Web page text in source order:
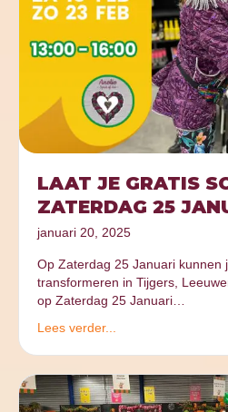
LAAT JE GRATIS
ZATERDAG 25
januari 20, 2025
Op Zaterdag 25 Januari kunnen
transformeren in Tijgers,
op Zaterdag 25 Januari…
Lees verder...